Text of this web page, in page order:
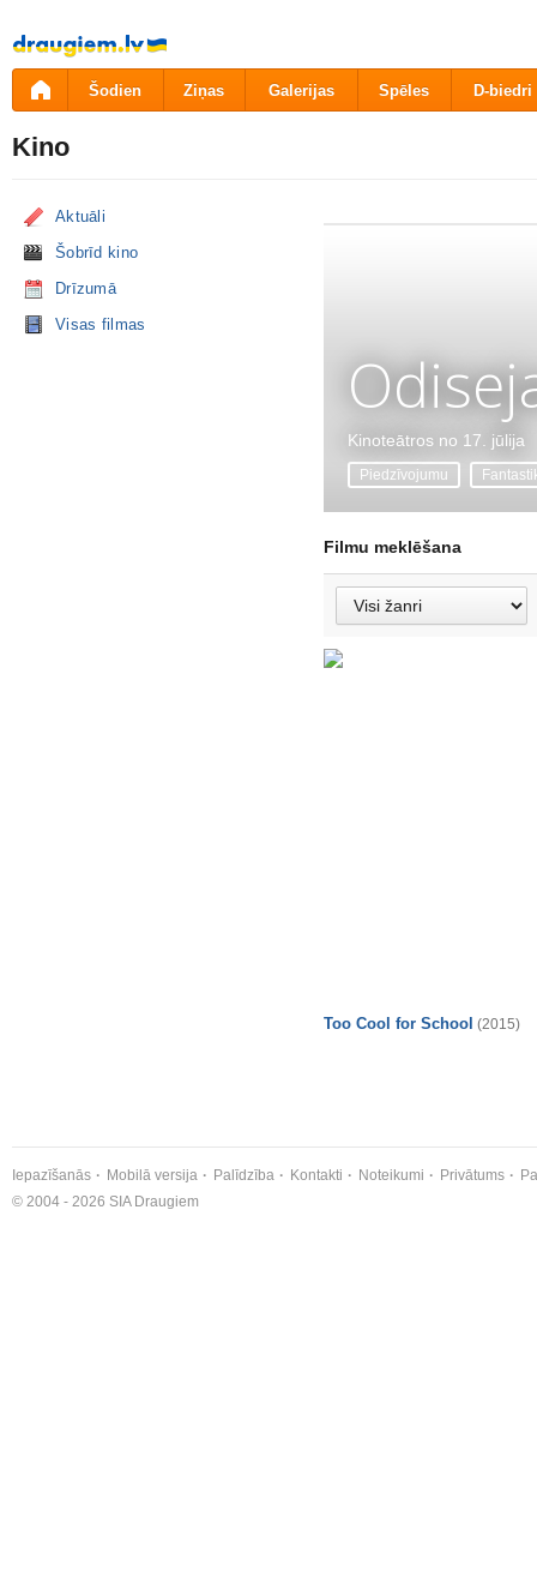
Pāriet
uz
saturu
Šodien Ziņas Galerijas Spēles D-biedri
Kino
Aktuāli
Šobrīd kino
Drīzumā
Visas filmas
Kinoteātros no 17. jūlija
Piedzīvojumu
Filmu meklēšana
Too Cool for School (2015)
Iepazīšanās Mobilā versija Palīdzība Kontakti Noteikumi Privātums
© 2004 - 2026 SIA Draugiem